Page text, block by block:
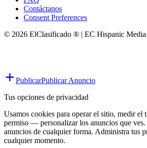
Contáctanos
Consent Preferences
© 2026 ElClasificado ® | EC Hispanic Media
PublicarPublicar Anuncio
Tus opciones de privacidad
Usamos cookies para operar el sitio, medir
permiso — personalizar los anuncios que ves.
anuncios de cualquier forma. Administra tus
cualquier momento.